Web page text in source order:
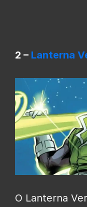
2 – Lanterna
O Lanterna